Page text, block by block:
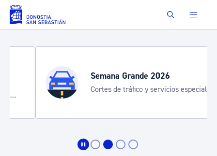
Saltar al contenido principal Buscar
Semana Grande 2026
Cortes de tráfico y servicios especiales
de transporte